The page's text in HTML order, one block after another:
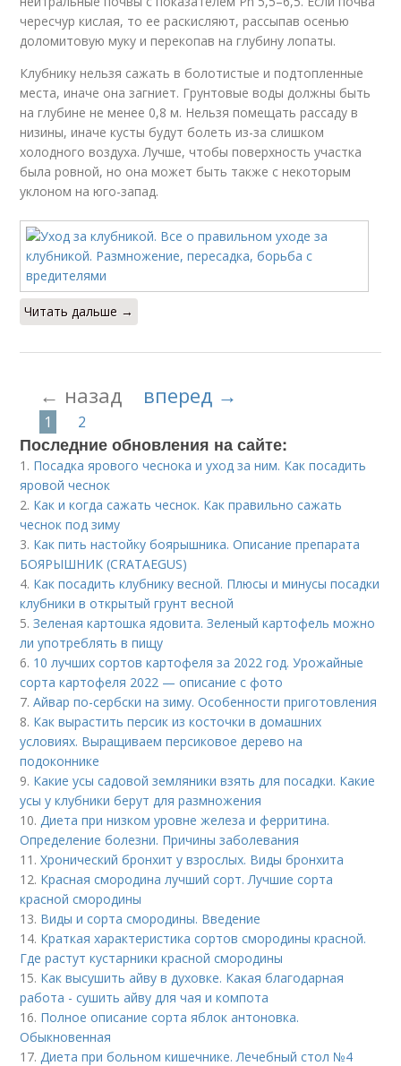
чересчур кислая, то ее раскисляют, рассыпав осенью
доломитовую муку и перекопав на глубину лопаты.
Клубнику нельзя сажать в болотистые и подтопленные
места, иначе она загниет. Грунтовые воды должны быть
на глубине не менее 0,8 м. Нельзя помещать рассаду в
низины, иначе кусты будут болеть из-за слишком
холодного воздуха. Лучше, чтобы поверхность участка
была ровной, но она может быть также с некоторым
уклоном на юго-запад.
Читать дальше →
← назад вперед →
1 2
Последние обновления на сайте:
1. Посадка ярового чеснока и уход за ним. Как посадить
яровой чеснок
2. Как и когда сажать чеснок. Как правильно сажать
чеснок под зиму
3. Как пить настойку боярышника. Описание препарата
БОЯРЫШНИК (CRATAEGUS)
4. Как посадить клубнику весной. Плюсы и минусы посадки
клубники в открытый грунт весной
5.Зеленая картошка ядовита. Зеленый картофель можно
ли употреблять в пищу
6. 10 лучших сортов картофеля за 2022 год. Урожайные
сорта картофеля 2022 — описание с фото
7.Айвар по-сербски на зиму. Особенности приготовления
8. Как вырастить персик из косточки в домашних
условиях. Выращиваем персиковое дерево на
подоконнике
9. Какие усы садовой земляники взять для посадки. Какие
усы у клубники берут для размножения
10. Диета при низком уровне железа и ферритина.
Определение болезни. Причины заболевания
11.Хронический бронхит у взрослых. Виды бронхита
12. Красная смородина лучший сорт. Лучшие сорта
красной смородины
13. Виды и сорта смородины. Введение
14. Краткая характеристика сортов смородины красной.
Где растут кустарники красной смородины
15. Как высушить айву в духовке. Какая благодарная
работа - сушить айву для чая и компота
16. Полное описание сорта яблок антоновка.
Обыкновенная
17. Диета при больном кишечнике. Лечебный стол №4